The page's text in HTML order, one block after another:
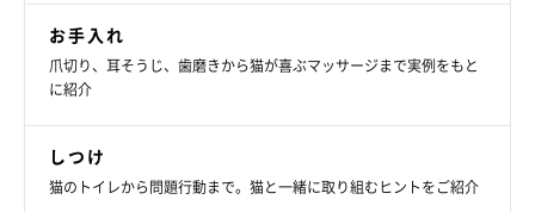
お手入れ
爪切り、耳そうじ、歯磨きから猫が喜ぶマッサージまで実例をもと
に紹介
しつけ
猫のトイレから問題行動まで。猫と一緒に取り組むヒントをご紹介